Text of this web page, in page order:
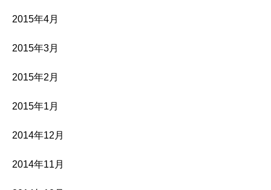
2015年4月
2015年3月
2015年2月
2015年1月
2014年12月
2014年11月